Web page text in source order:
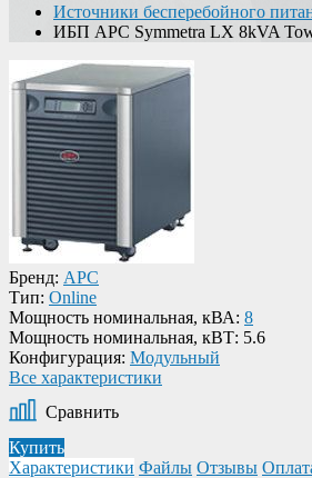
Источники бесперебойного
ИБП APC Symmetra LX 8kVA
Бренд: APC
Тип: Online
Мощность номинальная, кВА: 8
Мощность номинальная, кВТ: 5.6
Конфигурация: Модульный
Все характеристики
Сравнить
Купить
Характеристики Файлы Отзывы